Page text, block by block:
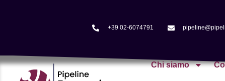
+39 02-6074791
Chi siamo